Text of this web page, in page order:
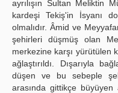
ayrılışın Sultan Meliktin
kardeşi Tekiş'in İsyanı
olmalıdır. Âmid ve
şehirleri düşmüş olan
merkezine karşı yürütülen
ağlaştırıldı. Dışarıyla
düşen ve bu sebeple
arasında gittikçe büyüyen